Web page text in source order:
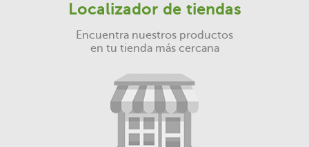
Localizador de tiendas
Encuentra nuestros productos
en tu tienda más cercana